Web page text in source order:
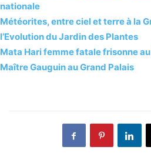
nationale
Météorites, entre ciel et terre à la
l’Evolution du Jardin des Plantes
Mata Hari femme fatale frisonne
Maître Gauguin au Grand Palais